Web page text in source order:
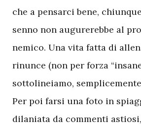
che a pensarci bene,
senno non augurerebbe al
nemico. Una vita fatta di
rinunce (non per forza
sottolineiamo,
Per poi farsi una foto in
dilaniata da commenti